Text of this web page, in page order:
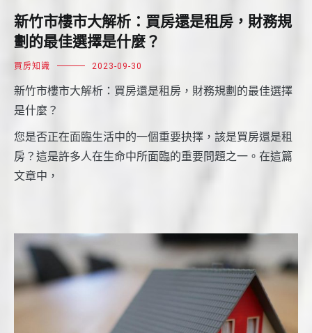
新竹市樓市大解析：買房還是租房，財務規
劃的最佳選擇是什麼？
買房知識 2023-09-30
新竹市樓市大解析：買房還是租房，財務規劃的最佳選擇
是什麼？
您是否正在面臨生活中的一個重要抉擇，該是買房還是租
房？這是許多人在生命中所面臨的重要問題之一。在這篇
文章中，